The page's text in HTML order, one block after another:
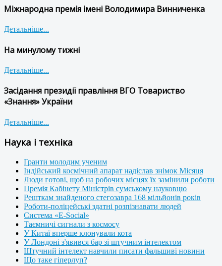
Міжнародна премія імені Володимира Винниченка
Детальніше...
На минулому тижні
Детальніше...
Засідання президії правління ВГО Товариство
«Знання» України
Детальніше...
Наука і техніка
Гранти молодим ученим
Індійський космічний апарат надіслав знімок Місяця
Люди готові, щоб на робочих місцях їх замінили роботи
Премія Кабінету Міністрів сумському науковцю
Решткам знайденого стегозавра 168 мільйонів років
Роботи-поліцейські здатні розпізнавати людей
Система «E-Social»
Таємничі сигнали з космосу
У Китаї вперше клонували кота
У Лондоні з'явився бар зі штучним інтелектом
Штучний інтелект навчили писати фальшиві новини
Що таке гіперлуп?